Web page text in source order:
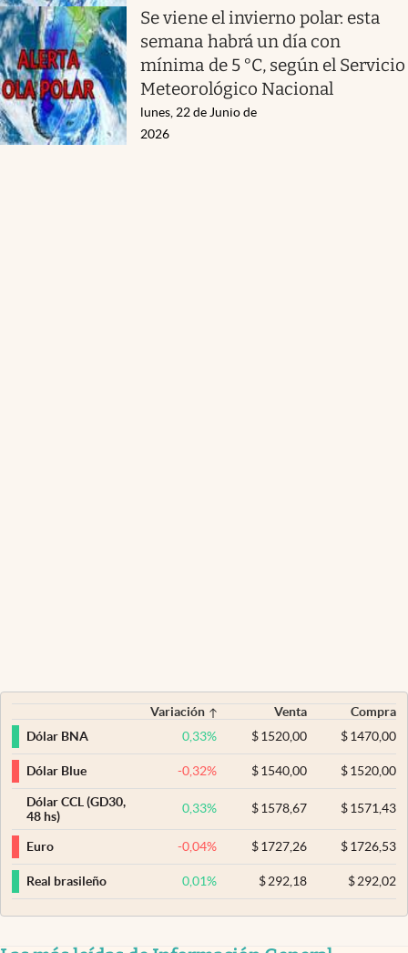
Se viene el invierno polar: esta
semana habrá un día con
mínima de 5 °C, según el Servicio
Meteorológico Nacional
lunes, 22 de Junio de
2026
Variación Venta
Compra
Dólar BNA
0,33% $ 1520,00 $1470,00
Dólar Blue -0,32% $ 1540,00 $1520,00
Dólar CCL (GD30,
48 hs)
0,33% $ 1578,67 $1571,43
Euro -0,04% $ 1727,26 $1726,53
Real brasileño 0,01% $ 292,18 $292,02